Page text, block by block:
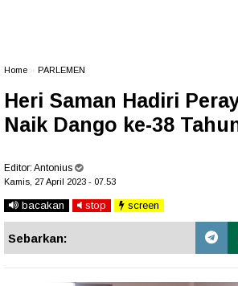
Home PARLEMEN
Heri Saman Hadiri
Naik Dango ke-38
Editor: Antonius
Kamis, 27 April 2023 - 07.53
bacakan stop screen
Sebarkan: